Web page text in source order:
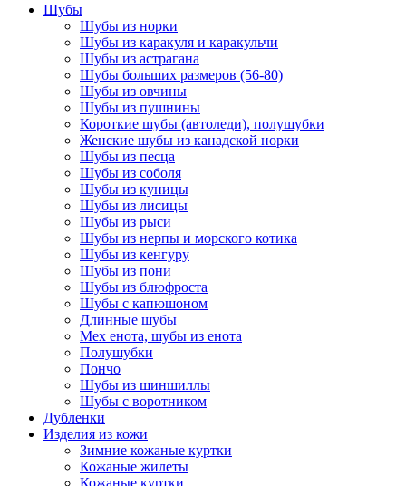
Шубы
Шубы из норки
Шубы из каракуля и каракульчи
Шубы из астрагана
Шубы больших размеров (56-80)
Шубы из овчины
Шубы из пушнины
Короткие шубы (автоледи), полушубки
Женские шубы из канадской норки
Шубы из песца
Шубы из соболя
Шубы из куницы
Шубы из лисицы
Шубы из рыси
Шубы из нерпы и морского котика
Шубы из кенгуру
Шубы из пони
Шубы из блюфроста
Шубы с капюшоном
Длинные шубы
Мех енота, шубы из енота
Полушубки
Пончо
Шубы из шиншиллы
Шубы с воротником
Дубленки
Изделия из кожи
Зимние кожаные куртки
Кожаные жилеты
Кожаные куртки